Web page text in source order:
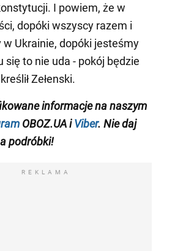
I powiem, że w
dopóki wszyscy razem i
w Ukrainie, dopóki jesteśmy
się to nie uda - pokój będzie
Zełenski.
informacje na naszym
OBOZ.UA iViber. Nie daj
podróbki!
REKLAMA